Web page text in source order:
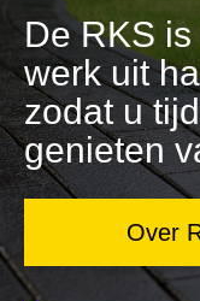
De RKS
werk uit
zodat u
genieten
Over